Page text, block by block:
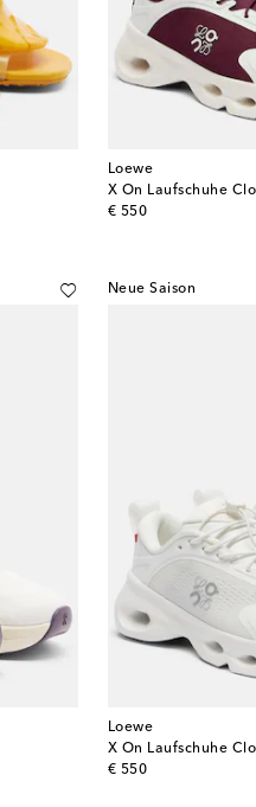
Loewe
X On Laufschuhe
€ 550
original price
Neue Saison
Loewe
X On Laufschuhe
€ 550
original price